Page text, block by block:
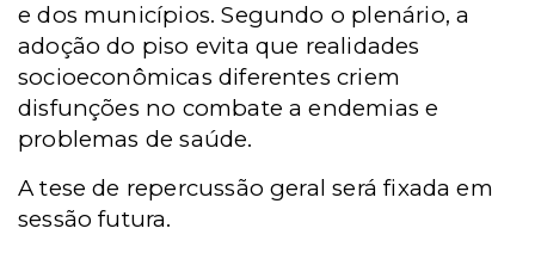
e dos municípios.Segundo o plenário, a
adoção do piso evita que realidades
socioeconômicas diferentes criem
disfunções no combate a endemias e
problemas de saúde.
A tese de repercussão geral será fixada em
sessão futura.